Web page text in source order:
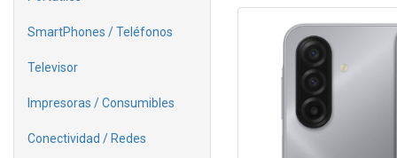
SmartPhones / Teléfonos
Televisor
Impresoras / Consumibles
Conectividad / Redes